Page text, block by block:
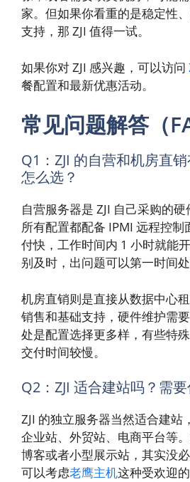
家。但如果你看重的是稳定性
支持，那 ZJI 值得一试。
如果你对 ZJI 感兴趣，可以访问
餐配置和最新优惠活动。
常见问题解答（
Q1：ZJI 的自营和机房直
怎么选？
自营服务器是 ZJI 自己采购的硬
所有配置都配备 IPMI 远程控制
付快，工作时间内 1 小时就能
别及时，出问题可以第一时间处
机房直销则是直接从数据中心
销售和基础支持，硬件维护需
处是配置选择更多样，有些特
交付时间较慢。
Q2：ZJI 适合建站吗？需
ZJI 的独立服务器当然适合建站
企业站、外贸站、电商平台等
博客或者小型展示站，其实没必
可以考虑老鹰主机这种受欢迎的